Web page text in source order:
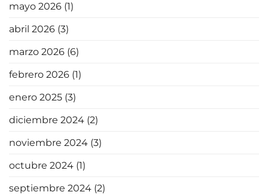
mayo 2026 (1)
abril 2026 (3)
marzo 2026 (6)
febrero 2026 (1)
enero 2025 (3)
diciembre 2024 (2)
noviembre 2024 (3)
octubre 2024 (1)
septiembre 2024 (2)